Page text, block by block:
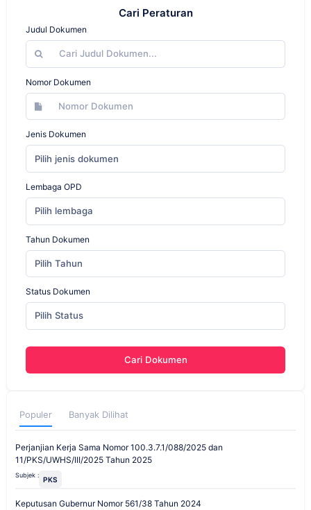
Cari Peraturan
Judul Dokumen
Nomor Dokumen
Jenis Dokumen
Pilih jenis dokumen
Lembaga OPD
Pilih lembaga
Tahun Dokumen
Pilih Tahun
Status Dokumen
Pilih Status
Cari Dokumen
Populer Banyak Dilihat
Perjanjian Kerja Sama Nomor 100.3.7.1/088/2025 dan
11/PKS/UWHS/III/2025 Tahun 2025
Subjek : PKS
Keputusan Gubernur Nomor 561/38 Tahun 2024